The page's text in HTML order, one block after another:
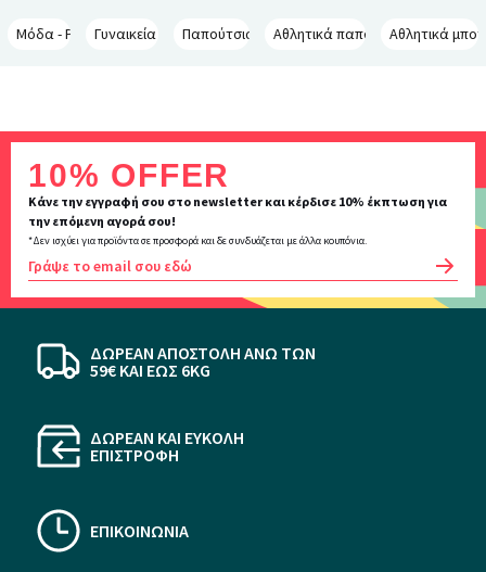
Μόδα - PALLADIUMΓυναικεία - PALLADIUMΠαπούτσια - PALLADIUMΑθλητικά παπούτσια -Αθλητικά
Inscription
newsletter
10% OFFER
Κάνε την εγγραφή σου στο newsletter και κέρδισε 10% έκπτωση για
την επόμενη αγορά σου!
*Δεν ισχύει για προϊόντα σε προσφορά και δε συνδυάζεται με άλλα κουπόνια.
OK
ΔΩΡΕΑΝ ΑΠΟΣΤΟΛΗ ΆΝΩ ΤΩΝ
59€ KAI ΕΩΣ 6KG
ΔΩΡΕΑΝ ΚΑΙ ΕΥΚΟΛΗ
ΕΠΙΣΤΡΟΦΗ
ΕΠΙΚΟΙΝΩΝΙΑ